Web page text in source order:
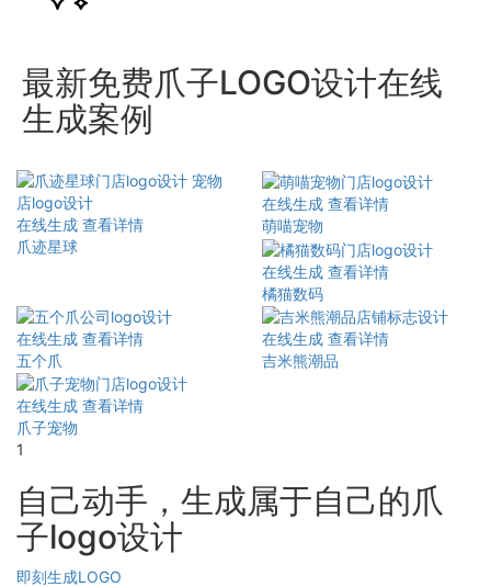
最新免费爪子LOGO设计在线
生成案例
在线生成 查看详情
爪迹星球
在线生成 查看详情
萌喵宠物
在线生成 查看详情
橘猫数码
在线生成 查看详情
五个爪
在线生成 查看详情
吉米熊潮品
在线生成 查看详情
爪子宠物
1
自己动手，生成属于自己的爪
子logo设计
即刻生成LOGO